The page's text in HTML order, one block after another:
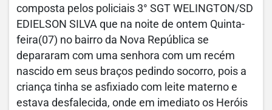
composta pelos policiais 3° SGT WELINGTON/SD
EDIELSON SILVA que na noite de ontem Quinta-
feira(07) no bairro da Nova República se
depararam com uma senhora com um recém
nascido em seus braços pedindo socorro, pois a
criança tinha se asfixiado com leite materno e
estava desfalecida, onde em imediato os Heróis